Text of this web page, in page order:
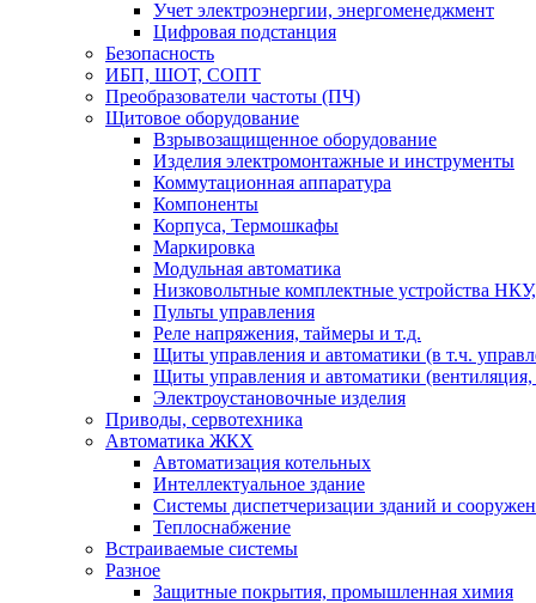
Учет электроэнергии, энергоменеджмент
Цифровая подстанция
Безопасность
ИБП, ШОТ, СОПТ
Преобразователи частоты (ПЧ)
Щитовое оборудование
Взрывозащищенное оборудование
Изделия электромонтажные и инструменты
Коммутационная аппаратура
Компоненты
Корпуса, Термошкафы
Маркировка
Модульная автоматика
Низковольтные комплектные устройства
Пульты управления
Реле напряжения, таймеры и т.д.
Щиты управления и автоматики (в т.ч.
Щиты управления и автоматики (вентиляция,
Электроустановочные изделия
Приводы, сервотехника
Автоматика ЖКХ
Автоматизация котельных
Интеллектуальное здание
Системы диспетчеризации зданий и
Теплоснабжение
Встраиваемые системы
Разное
Защитные покрытия, промышленная химия